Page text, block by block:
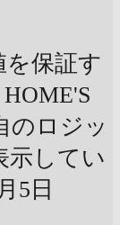
を保証す
のロジッ
示してい
5日